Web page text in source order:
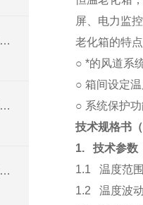
定期维护恒温老化箱为科研与生产提供可靠的支持
一文与您分享选购恒温老化箱时所需要考虑的关键因素
恒温老化箱的工作原理及应用范围分享
屏、电力监
老化箱的特
○ *的风道系
○ 箱间设定
○ 系统保护
技术规格书
1. 技术参数
1.1
温度范
1.2
温度波